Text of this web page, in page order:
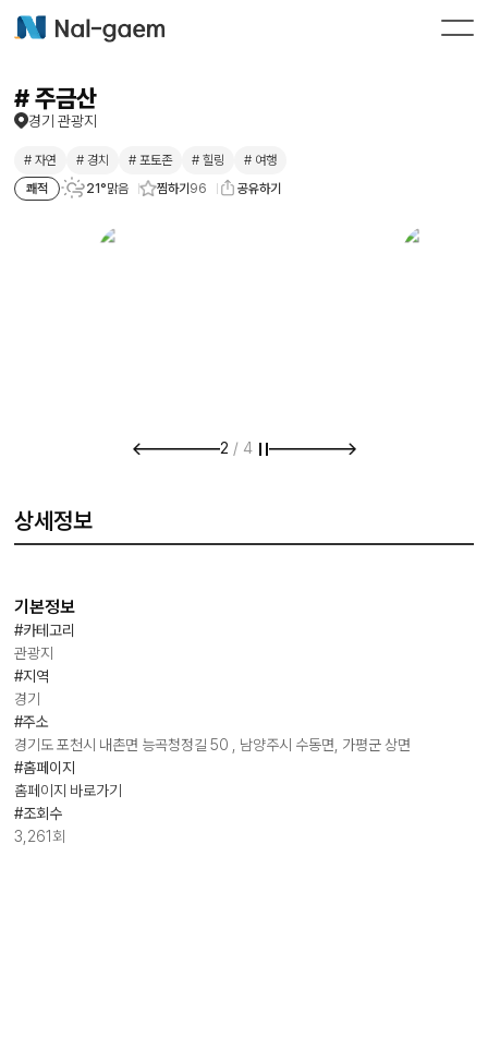
# 주금산
경기 관광지
# 자연 # 경치 # 포토존 # 힐링
# 여행
쾌적
21°맑음 찜하기 96 공유하기
2 / 4
상세정보
기본정보
#카테고리
관광지
#지역
경기
#주소
경기도 포천시 내촌면 능곡청정길 50 , 남양주시 수동면, 가평군 상면
#홈페이지
홈페이지 바로가기
#조회수
3,261회